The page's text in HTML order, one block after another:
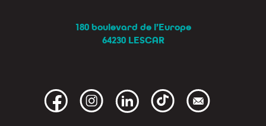
180 boulevard de l’Europe
64230 LESCAR